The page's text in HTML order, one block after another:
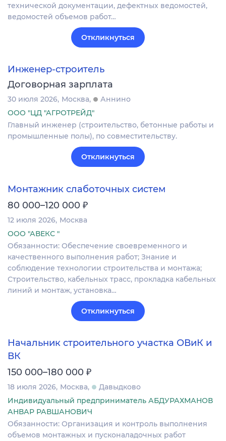
технической документации, дефектных ведомостей,
ведомостей объемов работ…
Откликнуться
Инженер-строитель
Договорная зарплата
30 июля 2026 Москва
Аннино
ООО "ЦД "АГРОТРЕЙД"
Главный инженер (строительство, бетонные работы и
промышленные полы), по совместительству.
Откликнуться
Монтажник слаботочных систем
80 000–120 000 ₽
12 июля 2026 Москва
ООО "АВЕКС "
Обязанности: Обеспечение своевременного и
качественного выполнения работ; Знание и
соблюдение технологии строительства и монтажа;
Строительство, кабельных трасс, прокладка кабельных
линий и монтаж, установка…
Откликнуться
Начальник строительного участка ОВиК и
ВК
150 000–180 000 ₽
18 июля 2026 Москва
Давыдково
Индивидуальный предприниматель АБДУРАХМАНОВ
АНВАР РАВШАНОВИЧ
Обязанности: Организация и контроль выполнения
объемов монтажных и пусконаладочных работ